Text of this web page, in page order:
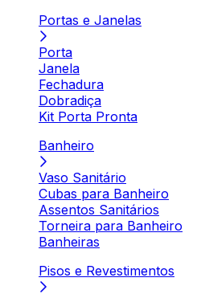
Portas e Janelas
Porta
Janela
Fechadura
Dobradiça
Kit Porta Pronta
Banheiro
Vaso Sanitário
Cubas para Banheiro
Assentos Sanitários
Torneira para Banheiro
Banheiras
Pisos e Revestimentos